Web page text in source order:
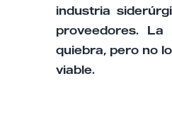
industria
proveedores.
quiebra, pero no
viable.